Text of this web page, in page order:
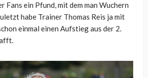
Fans ein Pfund, mit dem man Wuchern
habe Trainer Thomas Reis ja mit
einmal einen Aufstieg aus der 2.